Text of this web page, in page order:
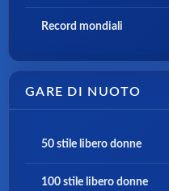
Record mondiali
GARE DI NUOTO
50 stile libero donne
100 stile libero donne